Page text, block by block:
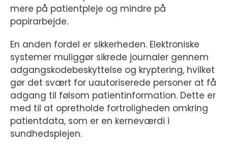
mere på patientpleje og mindre på
papirarbejde.
En anden fordel er sikkerheden. Elektroniske
systemer muliggør sikrede journaler gennem
adgangskodebeskyttelse og kryptering, hvilket
gør det svært for uautoriserede personer at få
adgang til følsom patientinformation. Dette er
med til at opretholde fortroligheden omkring
patientdata, som er en kerneværdi i
sundhedsplejen.